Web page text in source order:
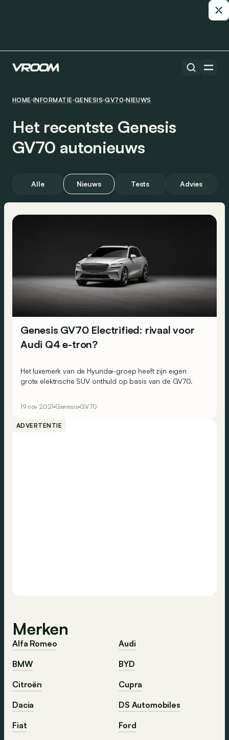
HOME INFORMATIE GENESIS GV70 NIEUWS
Het recentste Genesis
GV70 autonieuws
Alle Nieuws Tests Advies
Genesis GV70 Electrified: rivaal voor
Audi Q4 e-tron?
Het luxemerk van de Hyundai-groep heeft zijn eigen
grote elektrische SUV onthuld op basis van de GV70.
19 nov 2021 Genesis GV70
ADVERTENTIE
Merken
Alfa Romeo
Audi
BMW
BYD
Citroën
Cupra
Dacia
DS Automobiles
Fiat
Ford